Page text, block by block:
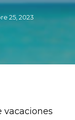
25, 2023
vacaciones